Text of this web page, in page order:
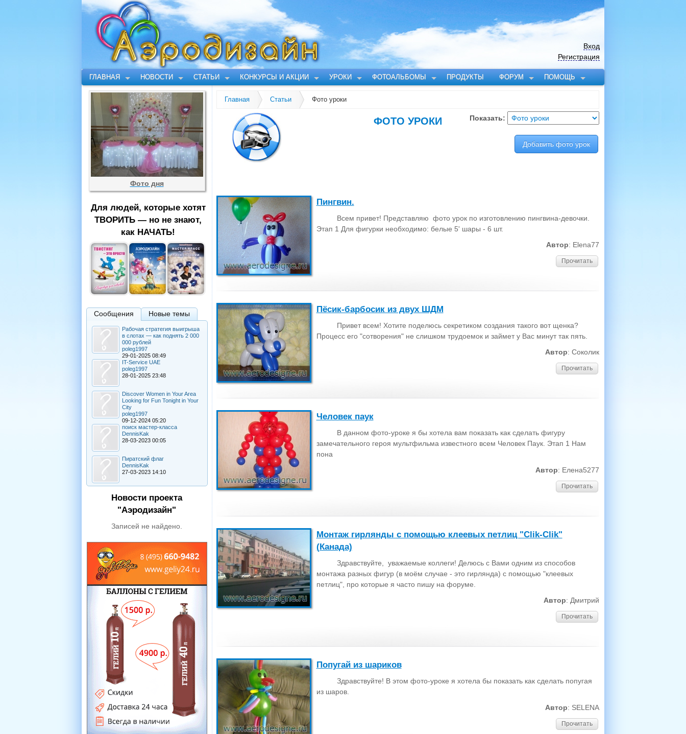
ГЛАВНАЯ НОВОСТИ СТАТЬИ КОНКУРСЫ И АКЦИИ УРОКИ ФОТОАЛЬБОМЫ ПРОДУКТЫ ФОРУМ ПОМОЩЬ
Вход
Регистрация
Фото дня
Для людей, которые хотят
ТВОРИТЬ — но не знают,
как НАЧАТЬ!
Сообщения Новые темы
Рабочая стратегия выигрыша
в слотах — как поднять 2 000
000 рублей
poleg1997
29-01-2025 08:49
IT-Service UAE
poleg1997
28-01-2025 23:48
Discover Women in Your Area
Looking for Fun Tonight in Your
City
poleg1997
09-12-2024 05:20
поиск мастер-класса
DennisKak
28-03-2023 00:05
Пиратский флаг
DennisKak
27-03-2023 14:10
Новости проекта
"Аэродизайн"
Записей не найдено.
Главная Статьи Фото уроки
ФОТО УРОКИ Показать:
Добавить фото урок
Пингвин.
Всем привет! Представляю фото урок по изготовлению пингвина-девочки.
Этап 1 Для фигурки необходимо: белые 5' шары - 6 шт.
Автор: Elena77
Прочитать
Пёсик-барбосик из двух ШДМ
Привет всем! Хотите поделюсь секретиком создания такого вот щенка?
Процесс его "сотворения" не слишком трудоемок и займет у Вас минут так пять.
Автор: Соколик
Прочитать
Человек паук
В данном фото-уроке я бы хотела вам показать как сделать фигуру
замечательного героя мультфильма известного всем Человек Паук. Этап 1 Нам
пона
Автор: Елена5277
Прочитать
Монтаж гирлянды с помощью клеевых петлиц "Clik-Clik"
(Канада)
Здравствуйте, уважаемые коллеги! Делюсь с Вами одним из способов
монтажа разных фигур (в моём случае - это гирлянда) с помощью "клеевых
петлиц", про которые я часто пишу на форуме.
Автор: Дмитрий
Прочитать
Попугай из шариков
Здравствуйте! В этом фото-уроке я хотела бы показать как сделать попугая
из шаров.
Автор: SELENA
Прочитать